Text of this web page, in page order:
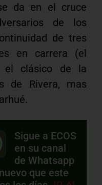
da en el cruce
de los
de tres
en carrera (el
el clásico de la
de Rivera, mas
Sigue a ECOS
en su canal
de Whatsapp
que este